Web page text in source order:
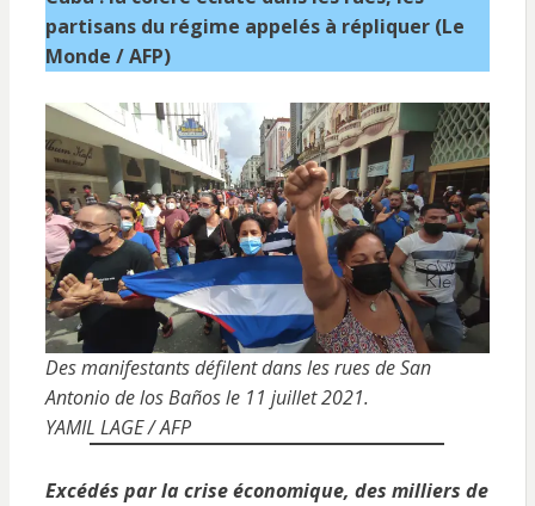
partisans du régime appelés à répliquer (Le
Monde / AFP)
Des manifestants défilent dans les rues de San
Antonio de los Baños le 11 juillet 2021.
YAMIL LAGE / AFP
Excédés par la crise économique, des milliers de